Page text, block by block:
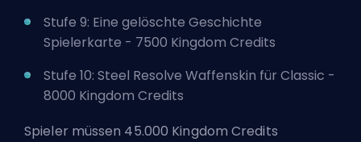
Stufe 9: Eine gelöschte Geschichte
Spielerkarte - 7500 Kingdom Credits
Stufe 10: Steel Resolve Waffenskin für Classic -
8000 Kingdom Credits
Spieler müssen 45.000 Kingdom Credits